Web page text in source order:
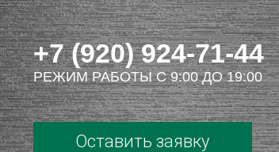
+7 (920) 924-71-44
РЕЖИМ РАБОТЫ С 9:00 ДО 19:00
Оставить заявку